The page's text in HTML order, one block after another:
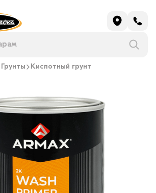
Грунты Кислотный грунт